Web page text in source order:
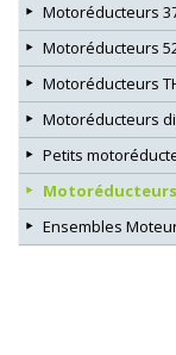
Motoréducteurs
Motoréducteurs
Motoréducteurs
Motoréducteurs
Petits
Ensembles